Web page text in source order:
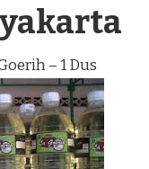
– 1 Dus